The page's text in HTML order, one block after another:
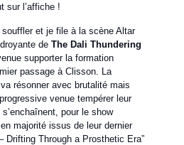
sur l’affiche !
et je file à la scène Altar
de The Dali Thundering
supporter la formation
passage à Clisson. La
résonner avec brutalité mais
venue tempérer leur
pour le show
en majorité issus de leur dernier
Drifting Through a Prosthetic Era”